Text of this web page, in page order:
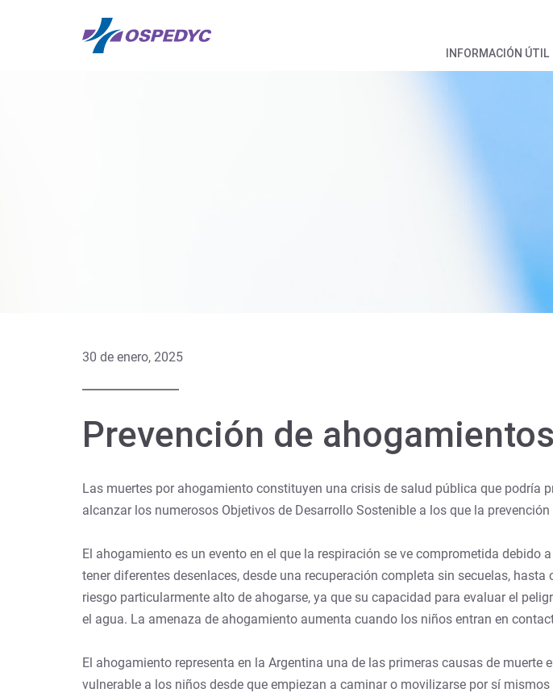
INFORMACIÓN ÚTIL
30 de enero, 2025
Prevención de ahogamientos
Las muertes por ahogamiento constituyen una crisis de salud pública que podría
alcanzar los numerosos Objetivos de Desarrollo Sostenible a los que la
El ahogamiento es un evento en el que la respiración se ve comprometida
tener diferentes desenlaces, desde una recuperación completa sin secuelas,
riesgo particularmente alto de ahogarse, ya que su capacidad para evaluar el
el agua. La amenaza de ahogamiento aumenta cuando los niños entran en
El ahogamiento representa en la Argentina una de las primeras causas de
vulnerable a los niños desde que empiezan a caminar o movilizarse por sí